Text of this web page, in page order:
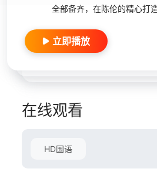
全部备齐，在陈伦的精心打
立即播放
在线观看
HD国语